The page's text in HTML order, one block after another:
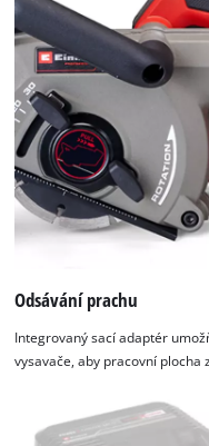
Odsávání prachu
Integrovaný sací adaptér
vysavače, aby pracovní plocha